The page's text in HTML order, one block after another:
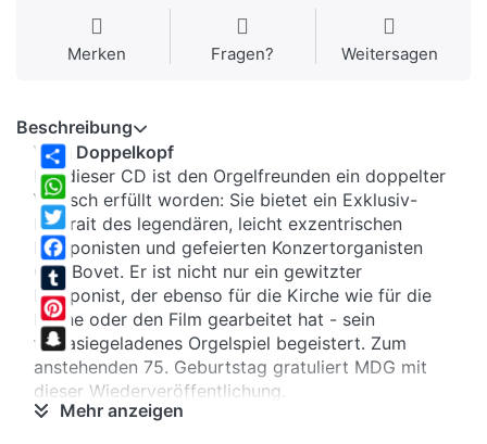
Merken Fragen? Weitersagen
Share
WhatsApp
Twitter
Facebook
Tumblr
Pinterest
Snapchat
Beschreibung
Vom Doppelkopf
Mit dieser CD ist den Orgelfreunden ein doppelter
Wunsch erfüllt worden: Sie bietet ein Exklusiv-
Portrait des legendären, leicht exzentrischen
Komponisten und gefeierten Konzertorganisten
Guy Bovet. Er ist nicht nur ein gewitzter
Komponist, der ebenso für die Kirche wie für die
Bühne oder den Film gearbeitet hat - sein
fantasiegeladenes Orgelspiel begeistert. Zum
anstehenden 75. Geburtstag gratuliert MDG mit
dieser Wiederveröffentlichung.
Mehr anzeigen